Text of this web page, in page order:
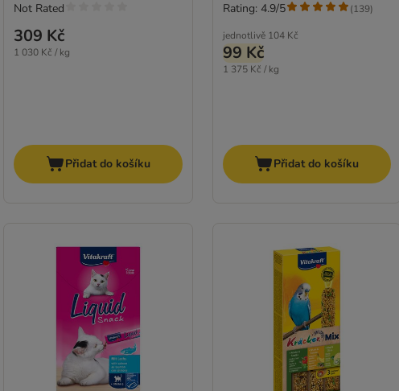
309 Kč
1 030 Kč / kg
Not Rated
Přidat do košíku
jednotlivě 104 Kč
99 Kč
1 375 Kč / kg
Rating: 4.9/5 (139)
Přidat do košíku